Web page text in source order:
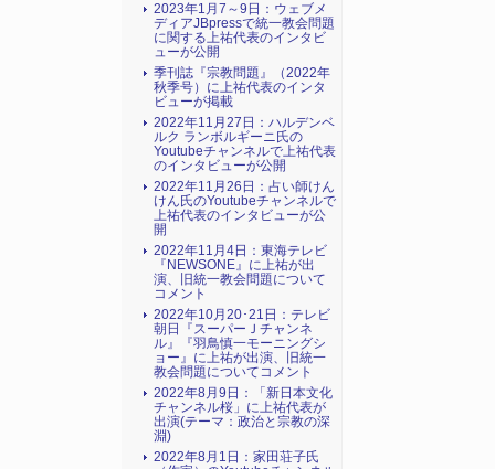
2023年1月7～9日：ウェブメ
ディアJBpressで統一教会問題
に関する上祐代表のインタビ
ューが公開
季刊誌『宗教問題』（2022年
秋季号）に上祐代表のインタ
ビューが掲載
2022年11月27日：ハルデンベ
ルク ランボルギーニ氏の
Youtubeチャンネルで上祐代表
のインタビューが公開
2022年11月26日：占い師けん
けん氏のYoutubeチャンネルで
上祐代表のインタビューが公
開
2022年11月4日：東海テレビ
『NEWSONE』に上祐が出
演、旧統一教会問題について
コメント
2022年10月20･21日：テレビ
朝日『スーパーＪチャンネ
ル』『羽鳥慎一モーニングシ
ョー』に上祐が出演、旧統一
教会問題についてコメント
2022年8月9日：「新日本文化
チャンネル桜」に上祐代表が
出演(テーマ：政治と宗教の深
淵)
2022年8月1日：家田荘子氏